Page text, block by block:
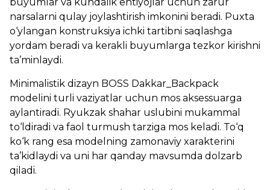
narsalarni qulay joylashtirish imkonini beradi. Puxta
o‘ylangan konstruksiya ichki tartibni saqlashga
yordam beradi va kerakli buyumlarga tezkor kirishni
ta’minlaydi.
Minimalistik dizayn BOSS Dakkar_Backpack
modelini turli vaziyatlar uchun mos aksessuarga
aylantiradi. Ryukzak shahar uslubini mukammal
to‘ldiradi va faol turmush tarziga mos keladi. To‘q
ko‘k rang esa modelning zamonaviy xarakterini
ta’kidlaydi va uni har qanday mavsumda dolzarb
qiladi.